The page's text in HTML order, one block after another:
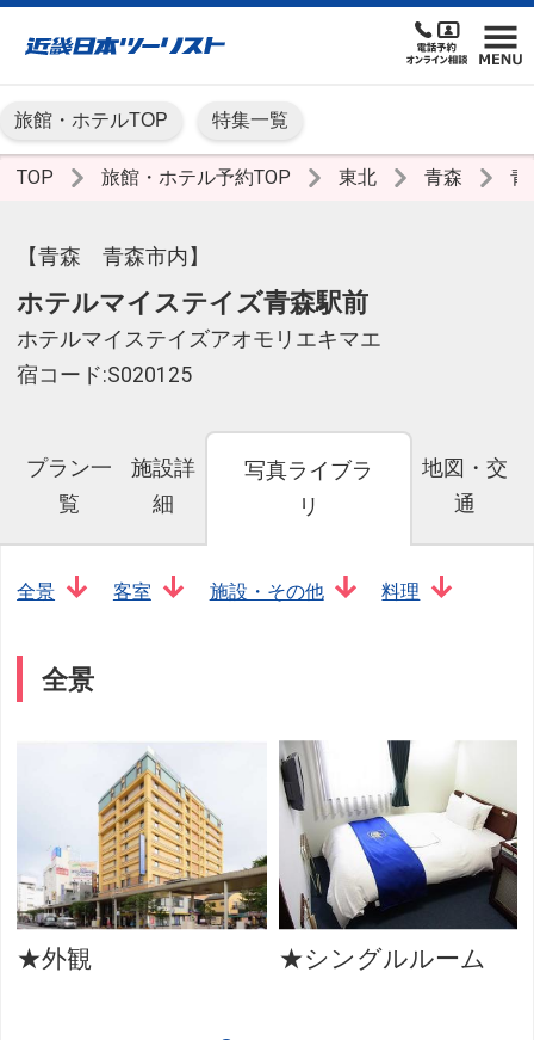
旅館・ホテルTOP 特集一覧
TOP 旅館・ホテル予約TOP 東北 青森 青
【青森 青森市内】
ホテルマイステイズ青森駅前
ホテルマイステイズアオモリエキマエ
宿コード:S020125
プラン一
覧
施設詳
細
写真ライブラ
リ
地図・交
通
全景 客室 施設・その他 料理
全景
★外観 ★シングルルーム